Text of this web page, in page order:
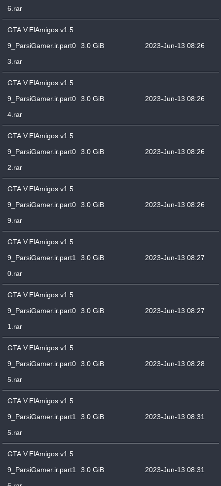
6.rar
GTA.V.ElAmigos.v1.5
9_ParsiGamer.ir.part0
3.rar
3.0 GiB 2023-Jun-13 08:26
GTA.V.ElAmigos.v1.5
9_ParsiGamer.ir.part0
4.rar
3.0 GiB 2023-Jun-13 08:26
GTA.V.ElAmigos.v1.5
9_ParsiGamer.ir.part0
2.rar
3.0 GiB 2023-Jun-13 08:26
GTA.V.ElAmigos.v1.5
9_ParsiGamer.ir.part0
9.rar
3.0 GiB 2023-Jun-13 08:26
GTA.V.ElAmigos.v1.5
9_ParsiGamer.ir.part1
0.rar
3.0 GiB 2023-Jun-13 08:27
GTA.V.ElAmigos.v1.5
9_ParsiGamer.ir.part0
1.rar
3.0 GiB 2023-Jun-13 08:27
GTA.V.ElAmigos.v1.5
9_ParsiGamer.ir.part0
5.rar
3.0 GiB 2023-Jun-13 08:28
GTA.V.ElAmigos.v1.5
9_ParsiGamer.ir.part1
5.rar
3.0 GiB 2023-Jun-13 08:31
GTA.V.ElAmigos.v1.5
9_ParsiGamer.ir.part1
3.0 GiB 2023-Jun-13 08:31